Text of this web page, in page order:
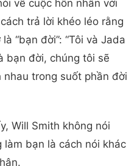
về cuộc hôn nhân với
trả lời khéo léo rằng
“bạn đời”: “Tôi và Jada
bạn đời, chúng tôi sẽ
trong suốt phần đời
Will Smith không nói
làm bạn là cách nói khác